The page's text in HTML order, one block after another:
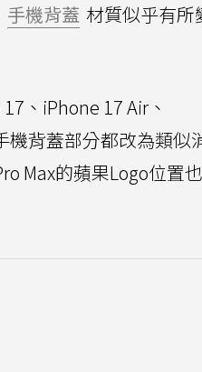
手機背蓋 材質似乎有所
、iPhone 17 Air、
機背蓋部分都改為類似
Max的蘋果Logo位置也